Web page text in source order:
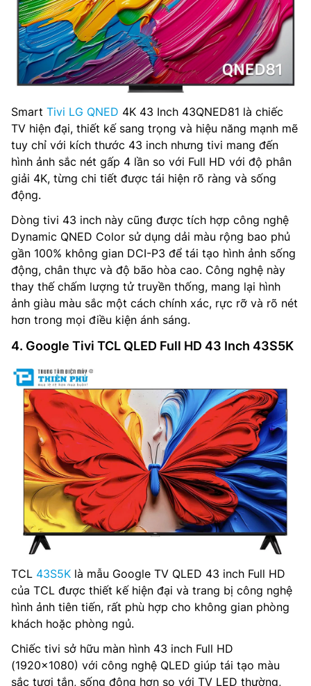
Smart Tivi LG QNED 4K 43 Inch 43QNED81 là chiếc
TV hiện đại, thiết kế sang trọng và hiệu năng mạnh mẽ
tuy chỉ với kích thước 43 inch nhưng tivi mang đến
hình ảnh sắc nét gấp 4 lần so với Full HD với độ phân
giải 4K, từng chi tiết được tái hiện rõ ràng và sống
động.
Dòng tivi 43 inch này cũng được tích hợp công nghệ
Dynamic QNED Color sử dụng dải màu rộng bao phủ
gần 100% không gian DCI-P3 để tái tạo hình ảnh sống
động, chân thực và độ bão hòa cao. Công nghệ này
thay thế chấm lượng tử truyền thống, mang lại hình
ảnh giàu màu sắc một cách chính xác, rực rỡ và rõ nét
hơn trong mọi điều kiện ánh sáng.
4. Google Tivi TCL QLED Full HD 43 Inch 43S5K
TCL 43S5K là mẫu Google TV QLED 43 inch Full HD
của TCL được thiết kế hiện đại và trang bị công nghệ
hình ảnh tiên tiến, rất phù hợp cho không gian phòng
khách hoặc phòng ngủ.
Chiếc tivi sở hữu màn hình 43 inch Full HD
(1920×1080) với công nghệ QLED giúp tái tạo màu
sắc tươi tắn, sống động hơn so với TV LED thường,